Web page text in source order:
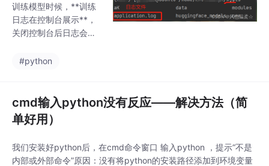
perm --verbose --igno
re-scripts重新安装；
4）最后执行
训练模型时候，**训练
日志在控制台展示**，
关闭控制台后日志会消
*控制台中的训练日志信
时查看。
#python
cmd输入python没有反应——解决方法（简
单好用）
我们安装好python后，在cmd命令窗口 输入python ，提示“不是
内部或外部命令”原因：没有将python的安装路径添加到环境变量